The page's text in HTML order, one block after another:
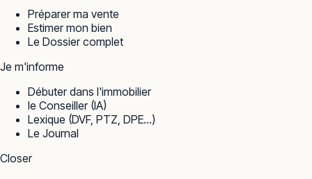
Préparer ma vente
Estimer mon bien
Le Dossier complet
Je m'informe
Débuter dans l'immobilier
le Conseiller (IA)
Lexique (DVF, PTZ, DPE…)
Le Journal
Closer